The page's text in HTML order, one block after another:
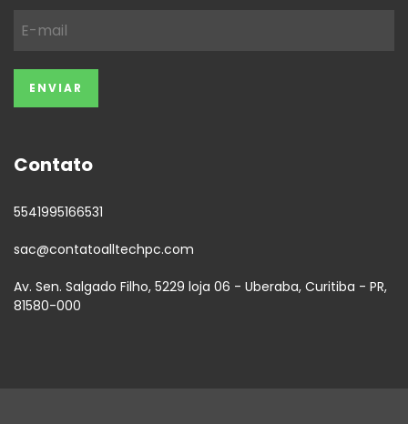
Contato
5541995166531
sac@contatoalltechpc.com
Av. Sen. Salgado Filho, 5229 loja 06 - Uberaba, Curitiba - PR,
81580-000